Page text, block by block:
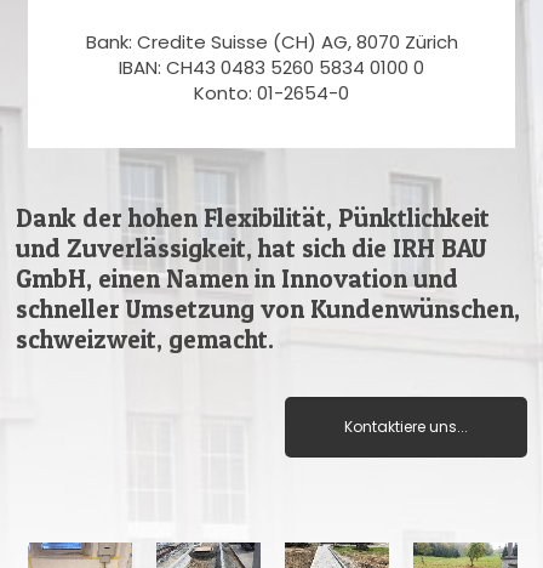
Bank: Credite Suisse (CH) AG, 8070 Zürich
IBAN: CH43 0483 5260 5834 0100 0
Konto: 01-2654-0
Dank der hohen Flexibilität, Pünktlichkeit
und Zuverlässigkeit, hat sich die IRH BAU
GmbH, einen Namen in Innovation und
schneller Umsetzung von Kundenwünschen,
schweizweit, gemacht.
Kontaktiere uns...